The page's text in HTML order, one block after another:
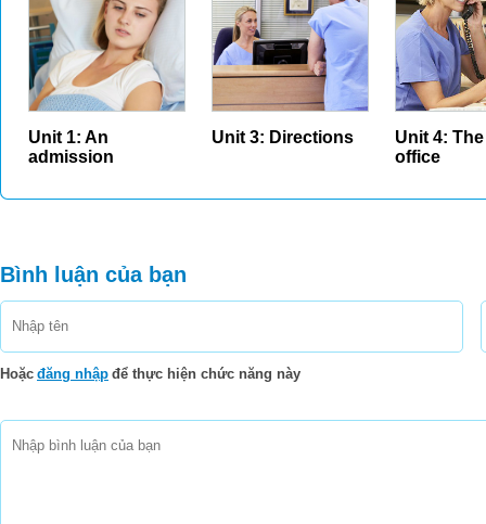
Unit 1: An
admission
Unit 3: Directions
Unit 4:
office
Bình luận của bạn
Hoặc đăng nhập để thực hiện chức năng này